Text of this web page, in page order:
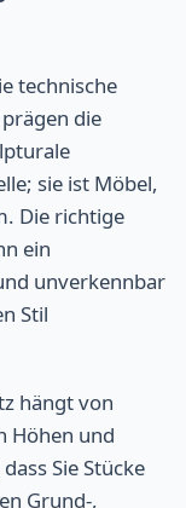
technische
die
sie ist Möbel,
Die richtige
ein
unverkennbar
Stil
hängt von
Höhen und
Sie Stücke
Grund-,